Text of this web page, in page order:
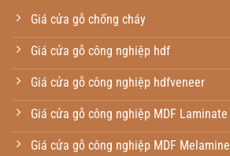
Giá cửa gỗ chống cháy
Giá cửa gỗ công nghiệp hdf
Giá cửa gỗ công nghiệp hdfveneer
Giá cửa gỗ công nghiệp MDF Laminate
Giá cửa gỗ công nghiệp MDF Melamine